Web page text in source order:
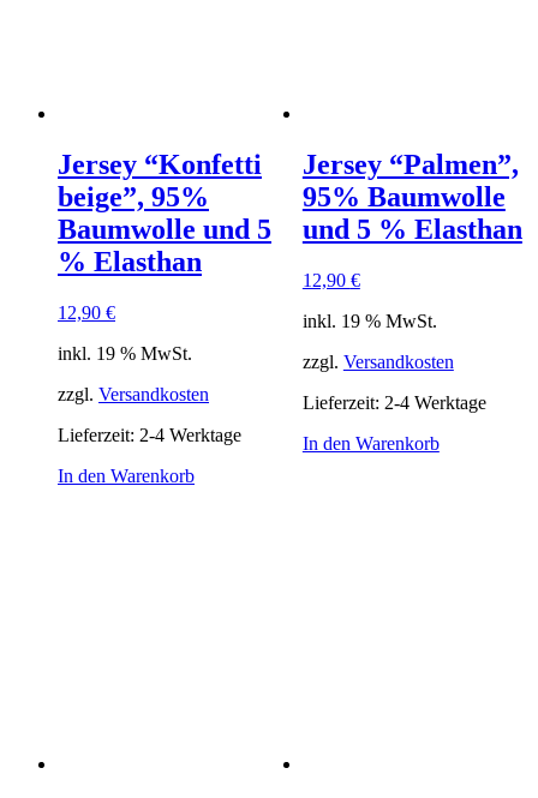
Jersey “Konfetti
beige”, 95%
Baumwolle und 5
% Elasthan
12,90 €
inkl. 19 % MwSt.
zzgl. Versandkosten
Lieferzeit: 2-4 Werktage
In den Warenkorb
Jersey “Palmen”,
95% Baumwolle
und 5 % Elasthan
12,90 €
inkl. 19 % MwSt.
zzgl. Versandkosten
Lieferzeit: 2-4 Werktage
In den Warenkorb